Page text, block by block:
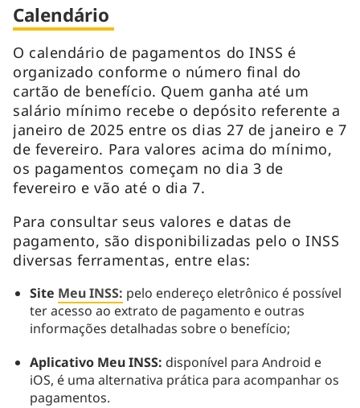
Calendário
O calendário de pagamentos do INSS é
organizado conforme o número final do
cartão de benefício. Quem ganha até um
salário mínimo recebe o depósito referente a
janeiro de 2025 entre os dias 27 de janeiro e 7
de fevereiro. Para valores acima do mínimo,
os pagamentos começam no dia 3 de
fevereiro e vão até o dia 7.
Para consultar seus valores e datas de
pagamento, são disponibilizadas pelo o INSS
diversas ferramentas, entre elas:
Site Meu INSS: pelo endereço eletrônico é possível
ter acesso ao extrato de pagamento e outras
informações detalhadas sobre o benefício;
Aplicativo Meu INSS: disponível para Android e
iOS, é uma alternativa prática para acompanhar os
pagamentos.